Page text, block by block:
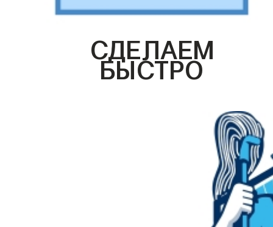
СДЕЛАЕМ
БЫСТРО